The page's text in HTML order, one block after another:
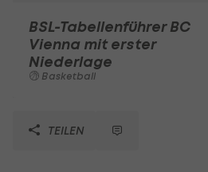
BSL-Tabellenführer BC
Vienna mit erster
Niederlage
Basketball
TEILEN